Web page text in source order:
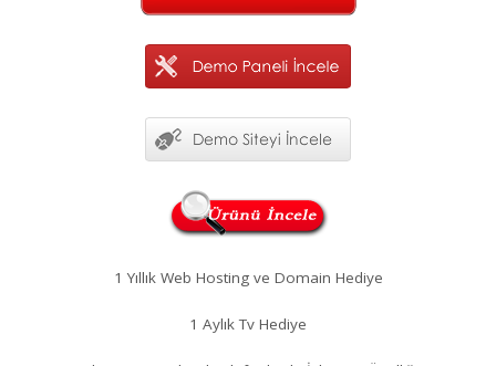
1 Yıllık Web Hosting ve Domain Hediye
1 Aylık Tv Hediye